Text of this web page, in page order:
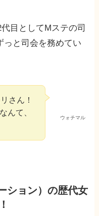
目としてMステの司
っと司会を務めてい
ウォチマル
さん！
んて、
ション）の歴代女